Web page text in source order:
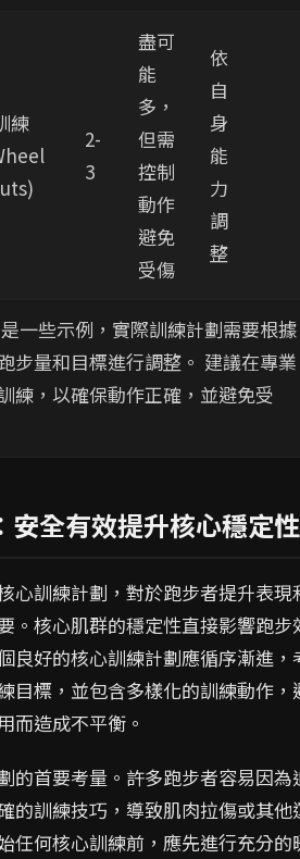
練
2-
3
盡可
能
多，
但需
控制
動作
避免
受傷
依
自
身
能
力
調
整
一些示例，實際訓練計劃需要根據
步量和目標進行調整。 建議在專業
練，以確保動作正確，並避免受
安全有效提升核心穩定性
心訓練計劃，對於跑步者提升表現
。核心肌群的穩定性直接影響跑步
良好的核心訓練計劃應循序漸進，
目標，並包含多樣化的訓練動作，
而造成不平衡。
的首要考量。許多跑步者容易因為
的訓練技巧，導致肌肉拉傷或其他
任何核心訓練前，應先進行充分的